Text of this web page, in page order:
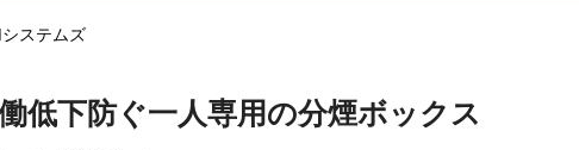
ステムズ
低下防ぐ一人専用の分煙ボックス